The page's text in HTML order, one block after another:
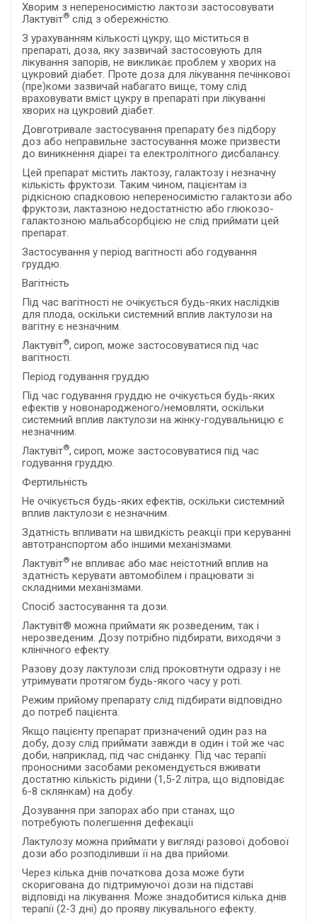
Хворим з непереносимістю лактози застосовувати
Лактувіт® слід з обережністю.
З урахуванням кількості цукру, що міститься в
препараті, доза, яку зазвичай застосовують для
лікування запорів, не викликає проблем у хворих на
цукровий діабет. Проте доза для лікування печінкової
(пре)коми зазвичай набагато вище, тому слід
враховувати вміст цукру в препараті при лікуванні
хворих на цукровий діабет.
Довготривале застосування препарату без підбору
доз або неправильне застосування може призвести
до виникнення діареї та електролітного дисбалансу.
Цей препарат містить лактозу, галактозу і незначну
кількість фруктози. Таким чином, пацієнтам із
рідкісною спадковою непереносимістю галактози або
фруктози, лактазною недостатністю або глюкозо-
галактозною мальабсорбцією не слід приймати цей
препарат.
Застосування у період вагітності або годування
груддю.
Вагітність
Під час вагітності не очікується будь-яких наслідків
для плода, оскільки системний вплив лактулози на
вагітну є незначним.
Лактувіт®, сироп, може застосовуватися під час
вагітності.
Період годування груддю
Під час годування груддю не очікується будь-яких
ефектів у новонародженого/немовляти, оскільки
системний вплив лактулози на жінку-годувальницю є
незначним.
Лактувіт®, сироп, може застосовуватися під час
годування груддю.
Фертильність
Не очікується будь-яких ефектів, оскільки системний
вплив лактулози є незначним.
Здатність впливати на швидкість реакції при керуванні
автотранспортом або іншими механізмами.
Лактувіт® не впливає або має неістотний вплив на
здатність керувати автомобілем і працювати зі
складними механізмами.
Спосіб застосування та дози.
Лактувіт® можна приймати як розведеним, так і
нерозведеним. Дозу потрібно підбирати, виходячи з
клінічного ефекту.
Разову дозу лактулози слід проковтнути одразу і не
утримувати протягом будь-якого часу у роті.
Режим прийому препарату слід підбирати відповідно
до потреб пацієнта.
Якщо пацієнту препарат призначений один раз на
добу, дозу слід приймати завжди в один і той же час
доби, наприклад, під час сніданку. Під час терапії
проносними засобами рекомендується вживати
достатню кількість рідини (1,5-2 літра, що відповідає
6-8 склянкам) на добу.
Дозування при запорах або при станах, що
потребують полегшення дефекації
Лактулозу можна приймати у вигляді разової добової
дози або розподіливши її на два прийоми.
Через кілька днів початкова доза може бути
скоригована до підтримуючої дози на підставі
відповіді на лікування. Може знадобитися кілька днів
терапії (2-3 дні) до прояву лікувального ефекту.